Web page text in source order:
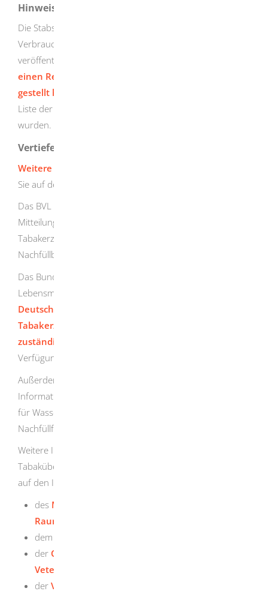
Hinweise
Die Stabstelle
Verbraucherschutz
veröffentlicht eine
einen Registrierungsantrag in Baden-Württemberg
gestellt haben
Liste der registrierten Unternehmen aufgenommen
wurden.
Vertiefende Informationen
Weitere Informationen über das Tabakrecht
Sie auf der Internetseite des BVL.
Das BVL gibt hier auch Hinweise zur gesetzlichen
Mitteilungspflicht über Zusatzstoffe bei
Tabakerzeugnissen, elektronischen Zigaretten sowie
Nachfüllbehältern.
Das Bundesamt für Verbraucherschutz und
Lebensmittelsicherheit (BVL) stellt eine
Deutschland für die Überwachung von
Tabakerzeugnissen und verwandten Erzeugnissen
zuständigen Behörden
Verfügung.
Außerdem können Sie auf dem
Informationen zum Tabakrecht sowie zwei Merkblätter
für Wasserpfeifentabak und für E-Zigaretten und
Nachfüllflüssigkeiten erhalten.
Weitere Informationen über die amtliche
Tabaküberwachung in Baden-Württemberg erhalten Sie
auf den Internetseiten
des Ministeriums für Ernährung, Ländlichen
Raum und Verbraucherschutz
dem
der Chemischen und
Veterinäruntersuchungsämter
der Veterinärämter in Baden-Württemberg